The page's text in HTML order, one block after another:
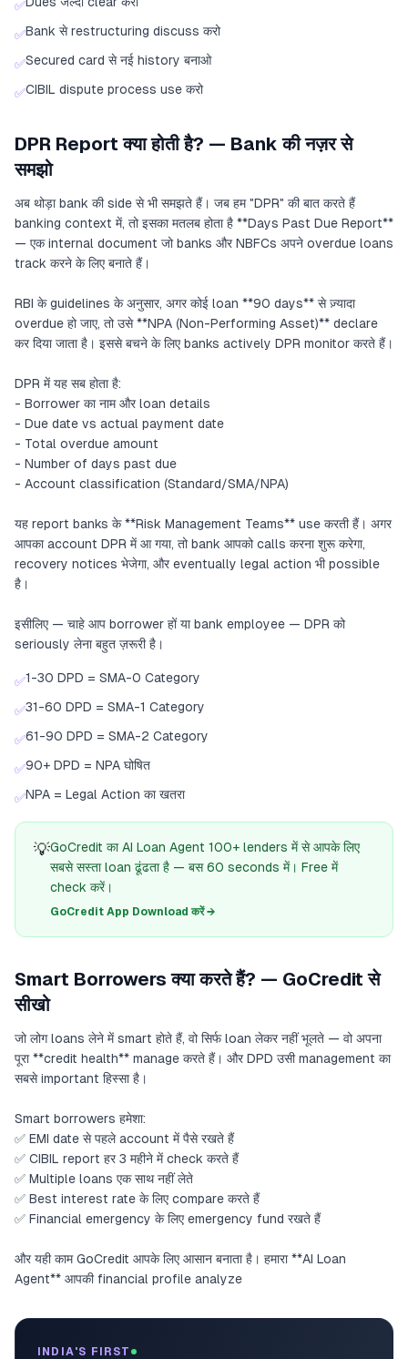
✅
✅Bank से restructuring discuss करो
✅Secured card से नई history बनाओ
✅CIBIL dispute process use करो
DPR Report क्या होती है? — Bank की नज़र से
समझो
अब थोड़ा bank की side से भी समझते हैं। जब हम "DPR" की बात करते हैं
banking context में, तो इसका मतलब होता है **Days Past Due Report**
— एक internal document जो banks और NBFCs अपने overdue loans
track करने के लिए बनाते हैं।
RBI के guidelines के अनुसार, अगर कोई loan **90 days** से ज़्यादा
overdue हो जाए, तो उसे **NPA (Non-Performing Asset)** declare
कर दिया जाता है। इससे बचने के लिए banks actively DPR monitor करते हैं।
DPR में यह सब होता है:
- Borrower का नाम और loan details
- Due date vs actual payment date
- Total overdue amount
- Number of days past due
- Account classification (Standard/SMA/NPA)
यह report banks के **Risk Management Teams** use करती हैं। अगर
आपका account DPR में आ गया, तो bank आपको calls करना शुरू करेगा,
recovery notices भेजेगा, और eventually legal action भी possible
है।
इसीलिए — चाहे आप borrower हों या bank employee — DPR को
seriously लेना बहुत ज़रूरी है।
✅1-30 DPD = SMA-0 Category
✅31-60 DPD = SMA-1 Category
✅61-90 DPD = SMA-2 Category
✅90+ DPD = NPA घोषित
✅NPA = Legal Action का खतरा
💡GoCredit का AI Loan Agent 100+ lenders में से आपके लिए
सबसे सस्ता loan ढूंढता है — बस 60 seconds में। Free में
check करें।
GoCredit App Download करें →
Smart Borrowers क्या करते हैं? — GoCredit से
सीखो
जो लोग loans लेने में smart होते हैं, वो सिर्फ loan लेकर नहीं भूलते — वो अपना
पूरा **credit health** manage करते हैं। और DPD उसी management का
सबसे important हिस्सा है।
Smart borrowers हमेशा:
✅ EMI date से पहले account में पैसे रखते हैं
✅ CIBIL report हर 3 महीने में check करते हैं
✅ Multiple loans एक साथ नहीं लेते
✅ Best interest rate के लिए compare करते हैं
✅ Financial emergency के लिए emergency fund रखते हैं
और यही काम GoCredit आपके लिए आसान बनाता है। हमारा **AI Loan
Agent** आपकी financial profile analyze
INDIA'S FIRST